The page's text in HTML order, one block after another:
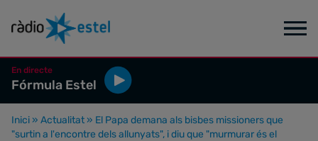
En directe
Fórmula Estel
Inici » Actualitat » El Papa demana als bisbes missioners que
"surtin a l'encontre dels allunyats", i diu que "murmurar és el